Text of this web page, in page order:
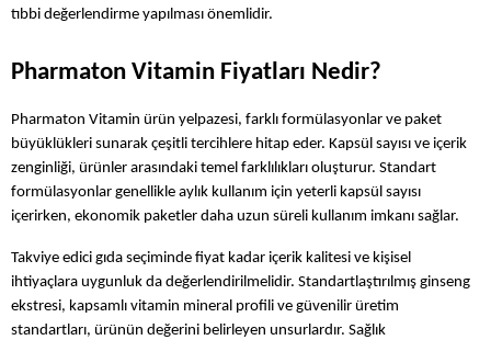
tıbbi değerlendirme yapılması önemlidir.
Pharmaton Vitamin Fiyatları Nedir?
Pharmaton Vitamin ürün yelpazesi, farklı formülasyonlar ve paket
büyüklükleri sunarak çeşitli tercihlere hitap eder. Kapsül sayısı ve içerik
zenginliği, ürünler arasındaki temel farklılıkları oluşturur. Standart
formülasyonlar genellikle aylık kullanım için yeterli kapsül sayısı
içerirken, ekonomik paketler daha uzun süreli kullanım imkanı sağlar.
Takviye edici gıda seçiminde fiyat kadar içerik kalitesi ve kişisel
ihtiyaçlara uygunluk da değerlendirilmelidir. Standartlaştırılmış ginseng
ekstresi, kapsamlı vitamin mineral profili ve güvenilir üretim
standartları, ürünün değerini belirleyen unsurlardır. Sağlık